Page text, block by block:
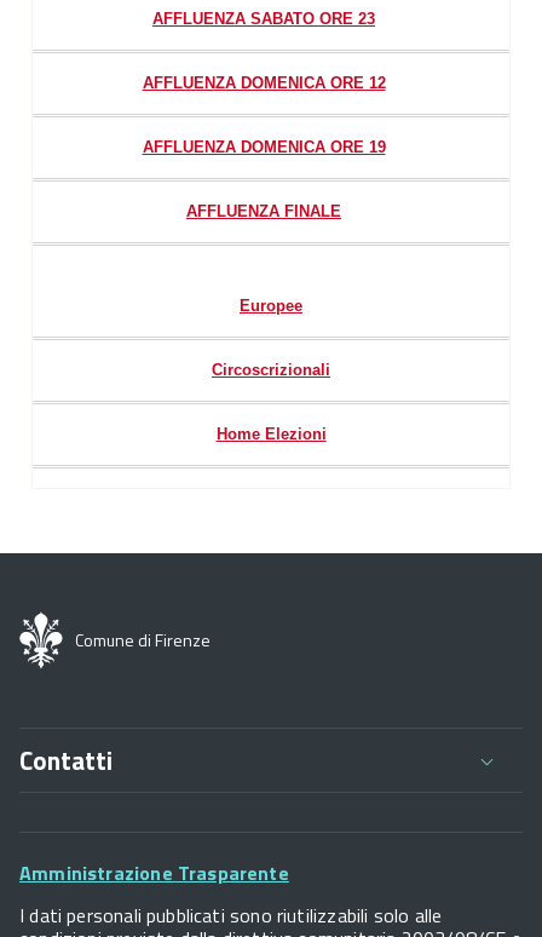
AFFLUENZA SABATO ORE 23
AFFLUENZA DOMENICA ORE 12
AFFLUENZA DOMENICA ORE 19
AFFLUENZA FINALE
Europee
Circoscrizionali
Home Elezioni
Comune di Firenze
Contatti
Palazzo Vecchio
P.IVA 01307110484
Footer
Amministrazione Trasparente
I dati personali pubblicati sono riutilizzabili solo alle